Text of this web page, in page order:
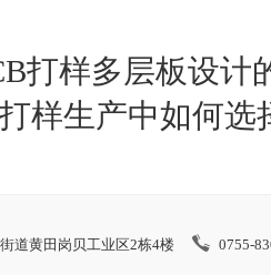
打样多层板设计
样生产中如何选
道黄田岗贝工业区2栋4楼 0755-